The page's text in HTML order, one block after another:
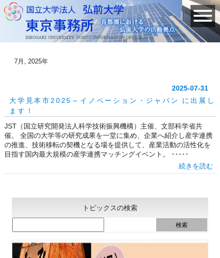
7月, 2025年
2025-07-31
大学見本市2025～イノベーション・ジャパン に出展し
ます！
JST（国立研究開発法人科学技術振興機構）主催、文部科学省共
催。 全国の大学等の研究成果を一堂に集め、企業へ紹介し産学連携
の推進、技術移転の契機となる場を提供して、産業活動の活性化を
目指す国内最大規模の産学連携マッチングイベント。 ･････
続きを読む
トピックスの検索